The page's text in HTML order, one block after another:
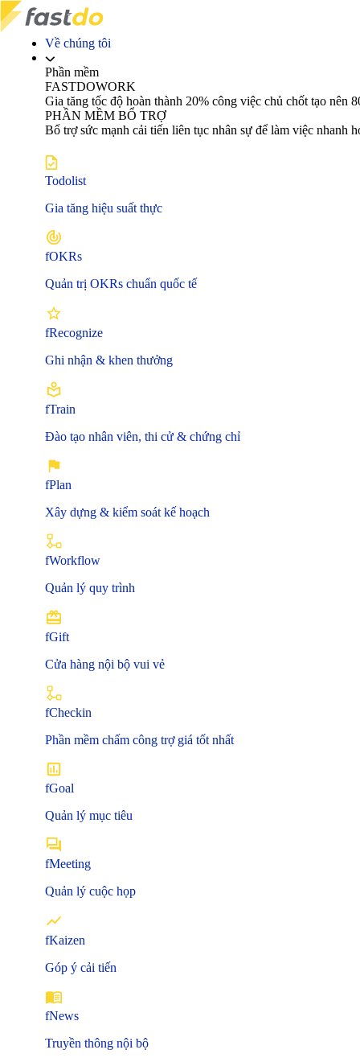
Về chúng tôi
Phần mềm
FASTDOWORK
Gia tăng tốc độ hoàn thành 20% công việc chủ chốt tạo nên
PHẦN MỀM BỔ TRỢ
Bổ trợ sức mạnh cải tiến liên tục nhân sự để làm việc nhanh
Todolist
Gia tăng hiệu suất thực
fOKRs
Quản trị OKRs chuẩn quốc tế
fRecognize
Ghi nhận & khen thưởng
fTrain
Đào tạo nhân viên, thi cử & chứng chỉ
fPlan
Xây dựng & kiểm soát kế hoạch
fWorkflow
Quản lý quy trình
fGift
Cửa hàng nội bộ vui vẻ
fCheckin
Phần mềm chấm công trợ giá tốt nhất
fGoal
Quản lý mục tiêu
fMeeting
Quản lý cuộc họp
fKaizen
Góp ý cải tiến
fNews
Truyền thông nội bộ